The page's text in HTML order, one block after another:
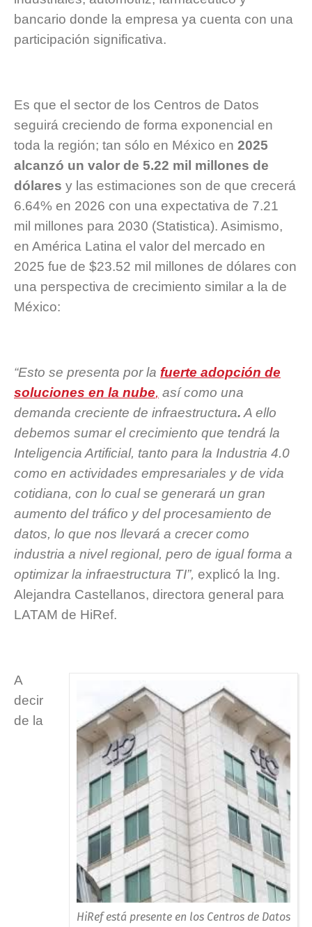
bancario donde la empresa ya cuenta con una
participación significativa.
Es que el sector de los Centros de Datos
seguirá creciendo de forma exponencial en
toda la región; tan sólo en México en 2025
alcanzó un valor de 5.22 mil millones de
dólares y las estimaciones son de que crecerá
6.64% en 2026 con una expectativa de 7.21
mil millones para 2030 (Statistica). Asimismo,
en América Latina el valor del mercado en
2025 fue de $23.52 mil millones de dólares con
una perspectiva de crecimiento similar a la de
México:
“Esto se presenta por la fuerte adopción de
soluciones en la nube, así como una
demanda creciente de infraestructura. A ello
debemos sumar el crecimiento que tendrá la
Inteligencia Artificial, tanto para la Industria 4.0
como en actividades empresariales y de vida
cotidiana, con lo cual se generará un gran
aumento del tráfico y del procesamiento de
datos, lo que nos llevará a crecer como
industria a nivel regional, pero de igual forma a
optimizar la infraestructura TI”, explicó la Ing.
Alejandra Castellanos, directora general para
LATAM de HiRef.
HiRef está presente en los Centros de Datos
A
decir
de la